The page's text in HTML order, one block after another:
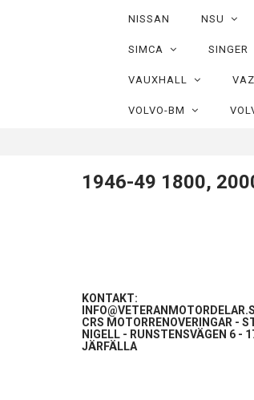
NISSAN NSU
SIMCA SINGER
VAUXHALL
VOLVO-BM
1946-49 1800,
KONTAKT:
CRS MOTORRENOVERINGAR -
NIGELL - RUNSTENSVÄGEN 6 -
JÄRFÄLLA